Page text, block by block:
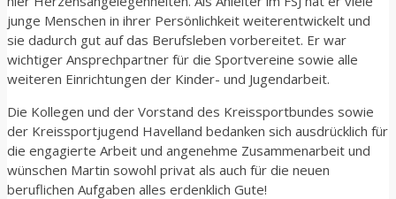
junge Menschen in ihrer Persönlichkeit weiterentwickelt und
sie dadurch gut auf das Berufsleben vorbereitet. Er war
wichtiger Ansprechpartner für die Sportvereine sowie alle
weiteren Einrichtungen der Kinder- und Jugendarbeit.
Die Kollegen und der Vorstand des Kreissportbundes sowie
der Kreissportjugend Havelland bedanken sich ausdrücklich für
die engagierte Arbeit und angenehme Zusammenarbeit und
wünschen Martin sowohl privat als auch für die neuen
beruflichen Aufgaben alles erdenklich Gute!